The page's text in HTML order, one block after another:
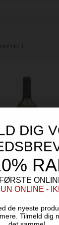
i
La
DIG
ONLINE -
de nyeste
Tilmeld dig